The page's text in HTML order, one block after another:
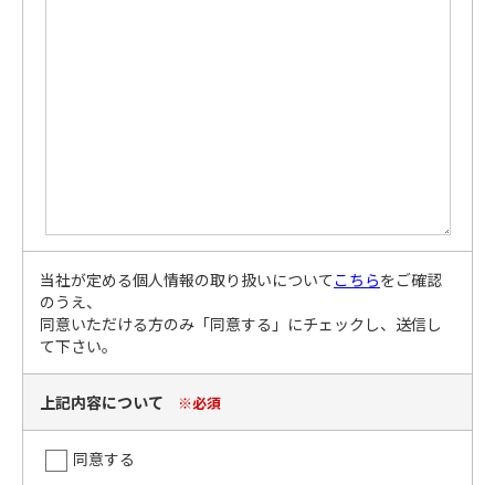
当社が定める個人情報の取り扱いについて こちらをご確認
のうえ、
同意いただける方のみ「同意する」にチェックし、送信し
て下さい。
上記内容について ※必須
同意する